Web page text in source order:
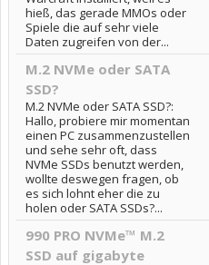
hieß, das gerade MMOs oder
Spiele die auf sehr viele
Daten zugreifen von der...
M.2 NVMe oder SATA
SSD?
M.2 NVMe oder SATA SSD?:
Hallo, probiere mir momentan
einen PC zusammenzustellen
und sehe sehr oft, dass
NVMe SSDs benutzt werden,
wollte deswegen fragen, ob
es sich lohnt eher die zu
holen oder SATA SSDs?...
990 PRO NVMe™ M.2
SSD auf gigabyte